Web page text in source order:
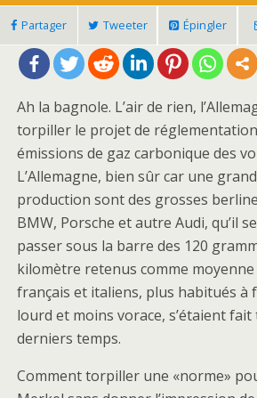
Partager Tweeter Épingler
Ah la bagnole. L’air de rien,
torpiller le projet de
émissions de gaz carbonique des
L’Allemagne, bien sûr car une
production sont des grosses
BMW, Porsche et autre Audi, qu’il
passer sous la barre des 120
kilomètre retenus comme moyenne
français et italiens, plus habitués à
lourd et moins vorace, s’étaient fait
derniers temps.
Comment torpiller une «norme»